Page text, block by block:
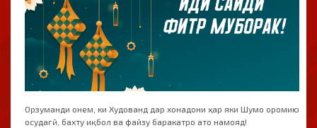
Орзуманди онем, ки Худованд дар хонадони ҳар яки Шумо оромию
осудагӣ, бахту иқбол ва файзу баракатро ато намояд!